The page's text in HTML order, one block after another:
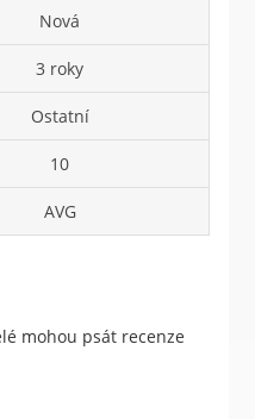
Nová
3 roky
Ostatní
10
AVG
mohou psát recenze